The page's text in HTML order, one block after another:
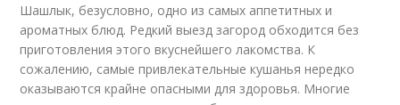
Шашлык, безусловно, одно из самых аппетитных и
ароматных блюд. Редкий выезд загород обходится без
приготовления этого вкуснейшего лакомства. К
сожалению, самые привлекательные кушанья нередко
оказываются крайне опасными для здоровья. Многие